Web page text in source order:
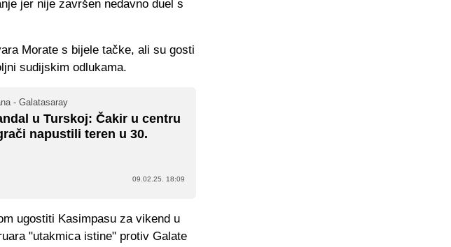
jer nije završen nedavno duel s
Morate s bijele tačke, ali su gosti
sudijskim odlukama.
- Galatasaray
u Turskoj: Čakir u centru
napustili teren u 30.
09.02.25. 18:09
ugostiti Kasimpasu za vikend u
"utakmica istine" protiv Galate